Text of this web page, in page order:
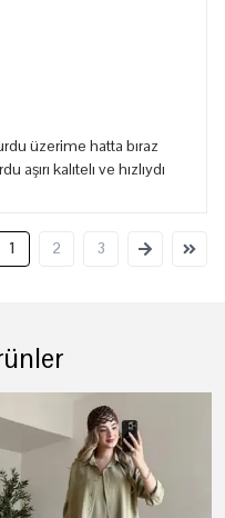
üzerime hatta bıraz
aşırı kalıtelı ve hızlıydı
1 2 3